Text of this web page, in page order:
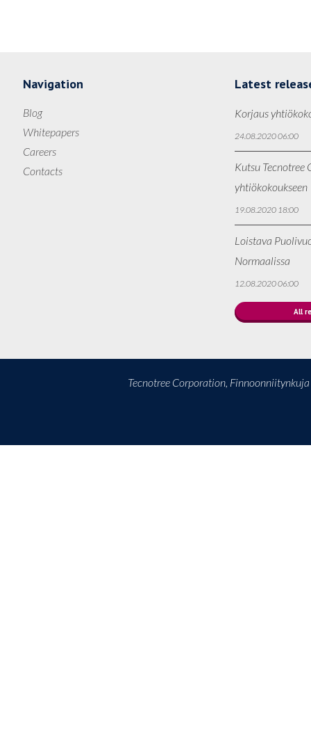
Navigation
Blog
Whitepapers
Careers
Contacts
Latest
Korjaus
24.08.2020 06:00
Kutsu Tecnotree
yhtiökokoukseen
19.08.2020 18:00
Loistava
Normaalissa
12.08.2020 06:00
All
Tecnotree Corporation,